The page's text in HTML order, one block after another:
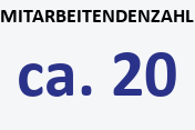
MITARBEITENDENZAHL
ca. 20